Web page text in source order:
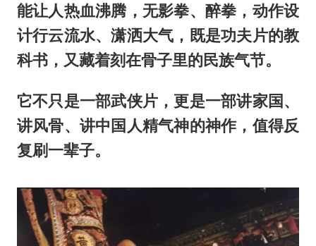
能让人热血沸腾，无影拳、醉拳，动作设
计行云流水、潇洒大气，既是功夫片的教
科书，又藏着刻在骨子里的民族气节。
它不只是一部武侠片，更是一部讲家国、
讲风骨、讲中国人精气神的神作，值得反
复刷一辈子。